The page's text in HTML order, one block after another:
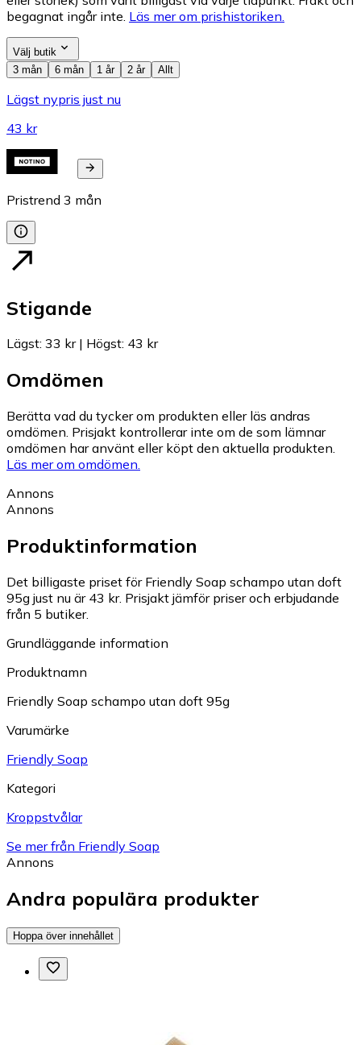
begagnat ingår inte. Läs mer om prishistoriken.
Välj butik
3 mån
6 mån 1 år 2 år Allt
Lägst nypris just nu
43 kr
Pristrend 3 mån
Stigande
Lägst: 33 kr| Högst: 43 kr
Omdömen
Berätta vad du tycker om produkten eller läs andras
omdömen. Prisjakt kontrollerar inte om de som lämnar
omdömen har använt eller köpt den aktuella produkten.
Läs mer om omdömen.
Annons
Annons
Produktinformation
Det billigaste priset för Friendly Soap schampo utan doft
95g just nu är 43 kr. Prisjakt jämför priser och erbjudande
från 5 butiker.
Grundläggande information
Produktnamn
Friendly Soap schampo utan doft 95g
Varumärke
Friendly Soap
Kategori
Kroppstvålar
Se mer från Friendly Soap
Annons
Andra populära produkter
Hoppa över innehållet